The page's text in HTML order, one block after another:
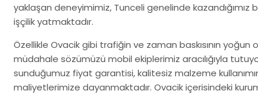
yaklaşan deneyimimiz, Tunceli genelinde
işçilik yatmaktadır.
Özellikle Ovacik gibi trafiğin ve zaman baskısının yoğun
müdahale sözümüzü mobil ekiplerimiz aracılığıyla
sunduğumuz fiyat garantisi, kalitesiz malzeme
maliyetlerimize dayanmaktadır. Ovacik içerisindeki